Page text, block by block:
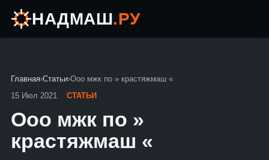
НАДМАШ.РУ
Главная›Статьи›Ооо мжк по » крастяжмаш «
15 Июл 2021
СТАТЬИ
Ооо мжк по »
крастяжмаш «